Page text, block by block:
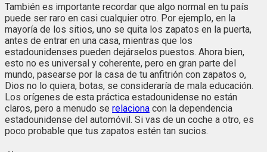
También es importante recordar que algo normal en tu país
puede ser raro en casi cualquier otro. Por ejemplo, en la
mayoría de los sitios, uno se quita los zapatos en la puerta,
antes de entrar en una casa, mientras que los
estadounidenses pueden dejárselos puestos. Ahora bien,
esto no es universal y coherente, pero en gran parte del
mundo, pasearse por la casa de tu anfitrión con zapatos o,
Dios no lo quiera, botas, se consideraría de mala educación.
Los orígenes de esta práctica estadounidense no están
claros, pero a menudo se relaciona con la dependencia
estadounidense del automóvil. Si vas de un coche a otro, es
poco probable que tus zapatos estén tan sucios.